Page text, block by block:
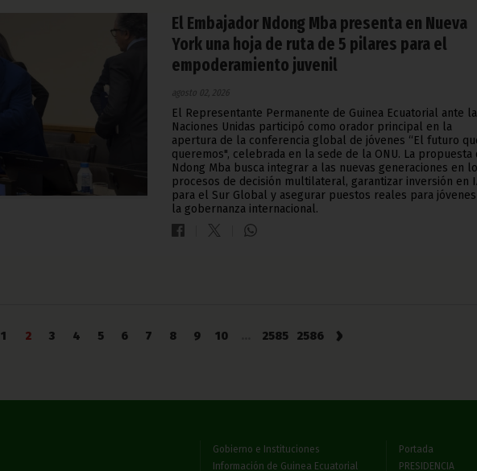
El Embajador Ndong Mba presenta en Nueva
York una hoja de ruta de 5 pilares para el
empoderamiento juvenil
agosto 02, 2026
El Representante Permanente de Guinea Ecuatorial ante
Naciones Unidas participó como orador principal en la
apertura de la conferencia global de jóvenes “El futuro
queremos", celebrada en la sede de la ONU. La propuesta
Ndong Mba busca integrar a las nuevas generaciones en
procesos de decisión multilateral, garantizar inversión en
para el Sur Global y asegurar puestos reales para
la gobernanza internacional.
1 2 3 4 5 6 7 8 9 10 2585 2586 ›
Gobierno e Instituciones
Información de Guinea Ecuatorial
Portada
PRESIDENCIA